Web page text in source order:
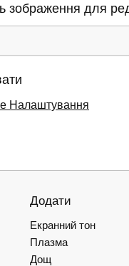
зображення для
Налаштування
Додати
Екранний тон
Плазма
Дощ